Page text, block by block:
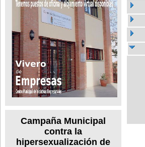
Campaña Municipal
contra la
hipersexualización de